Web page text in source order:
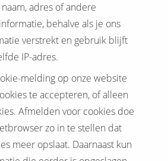
adres of andere
behalve als je ons
verstrekt en gebruik blijft
IP-adres.
melding op onze website
te accepteren, of alleen
Afmelden voor cookies doe
zo in te stellen dat
meer opslaat. Daarnaast kun